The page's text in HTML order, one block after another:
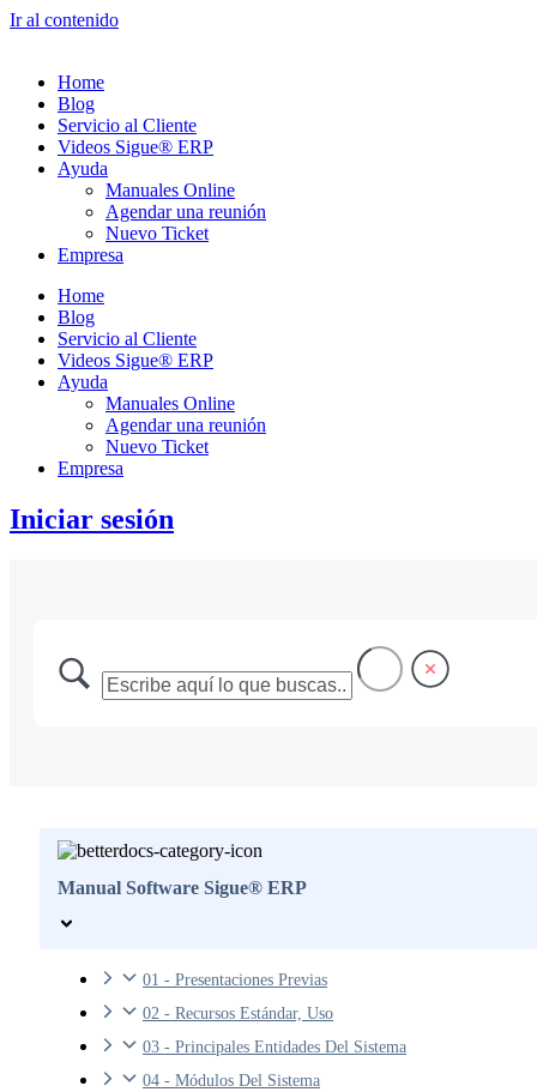
Ir al contenido
Home
Blog
Servicio al Cliente
Videos Sigue® ERP
Ayuda
Manuales Online
Agendar una reunión
Nuevo Ticket
Empresa
Home
Blog
Servicio al Cliente
Videos Sigue® ERP
Ayuda
Manuales Online
Agendar una reunión
Nuevo Ticket
Empresa
Iniciar sesión
Manual Software Sigue® ERP
01 - Presentaciones Previas
02 - Recursos Estándar, Uso
03 - Principales Entidades Del Sistema
04 - Módulos Del Sistema